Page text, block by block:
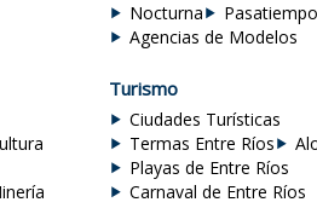
Nocturna
Agencias de Modelos
Turismo
Ciudades Turísticas
Termas Entre Ríos
Playas de Entre Ríos
Carnaval de Entre Ríos